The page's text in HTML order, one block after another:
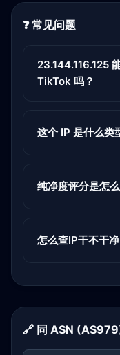
❓ 常见问题
23.144.116.125
TikTok 吗？
这个 IP 是什么类
纯净度评分是怎
怎么查IP干不干
🔗 同 ASN